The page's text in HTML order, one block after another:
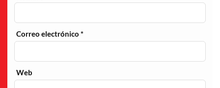
Correo electrónico*
Web